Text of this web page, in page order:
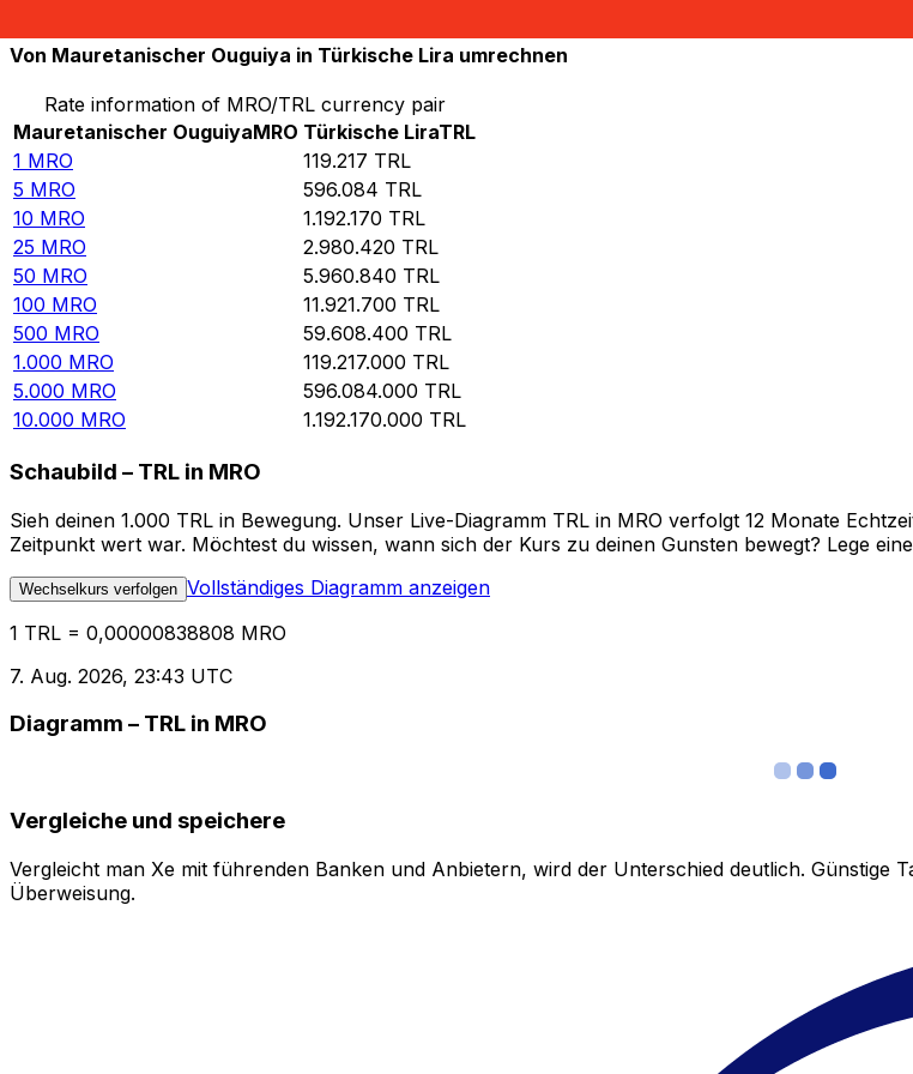
Von Mauretanischer Ouguiya in Türkische Lira umrechnen
Rate information of MRO/TRL currency pair
Mauretanischer OuguiyaMRO Türkische LiraTRL
1 MRO 119.217 TRL
5 MRO 596.084 TRL
10 MRO 1.192.170 TRL
25 MRO 2.980.420 TRL
50 MRO 5.960.840 TRL
100 MRO 11.921.700 TRL
500 MRO 59.608.400 TRL
1.000 MRO 119.217.000 TRL
5.000 MRO 596.084.000 TRL
10.000 MRO 1.192.170.000 TRL
Schaubild – TRL in MRO
Sieh deinen 1.000 TRL in Bewegung. Unser Live-Diagramm TRL in MRO verfolgt 12 Monate
Zeitpunkt wert war. Möchtest du wissen, wann sich der Kurs zu deinen Gunsten bewegt? Lege
Wechselkurs verfolgen Vollständiges Diagramm anzeigen
1 TRL = 0,00000838808 MRO
7. Aug. 2026, 23:43 UTC
Diagramm – TRL in MRO
Vergleiche und speichere
Vergleicht man Xe mit führenden Banken und Anbietern, wird der Unterschied deutlich. Günstige
Überweisung.